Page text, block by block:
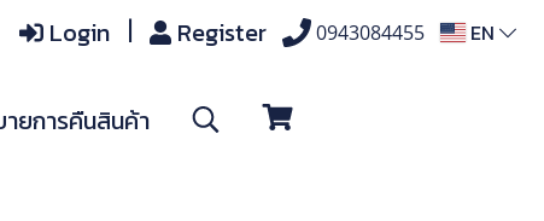
Login Register 0943084455 EN
ายการคืนสินค้า